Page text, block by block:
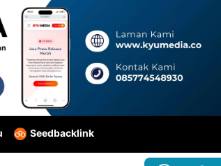
Seedbacklink